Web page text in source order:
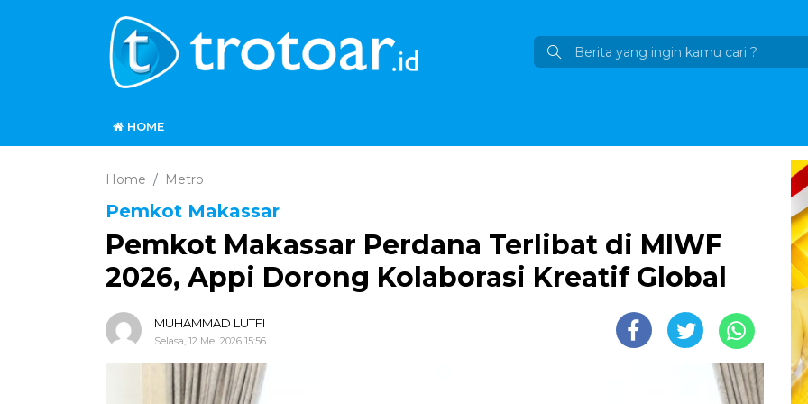
HOME
Home Metro
Pemkot Makassar
Pemkot Makassar Perdana Terlibat di MIWF
2026, Appi Dorong Kolaborasi Kreatif Global
MUHAMMAD LUTFI
Selasa, 12 Mei 2026 15:56